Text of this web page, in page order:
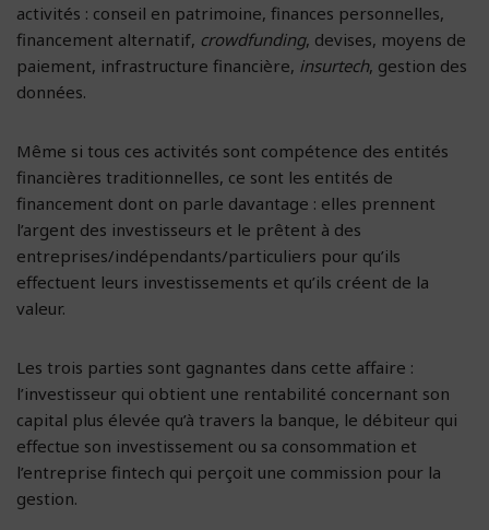
activités : conseil en patrimoine, finances personnelles,
financement alternatif, crowdfunding, devises, moyens de
paiement, infrastructure financière, insurtech, gestion des
données.
Même si tous ces activités sont compétence des entités
financières traditionnelles, ce sont les entités de
financement dont on parle davantage : elles prennent
l’argent des investisseurs et le prêtent à des
entreprises/indépendants/particuliers pour qu’ils
effectuent leurs investissements et qu’ils créent de la
valeur.
Les trois parties sont gagnantes dans cette affaire :
l’investisseur qui obtient une rentabilité concernant son
capital plus élevée qu’à travers la banque, le débiteur qui
effectue son investissement ou sa consommation et
l’entreprise fintech qui perçoit une commission pour la
gestion.